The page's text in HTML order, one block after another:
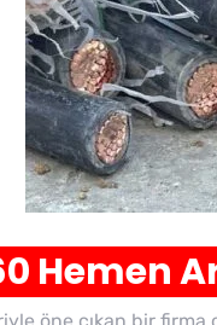
Hemen
öne çıkan bir firma